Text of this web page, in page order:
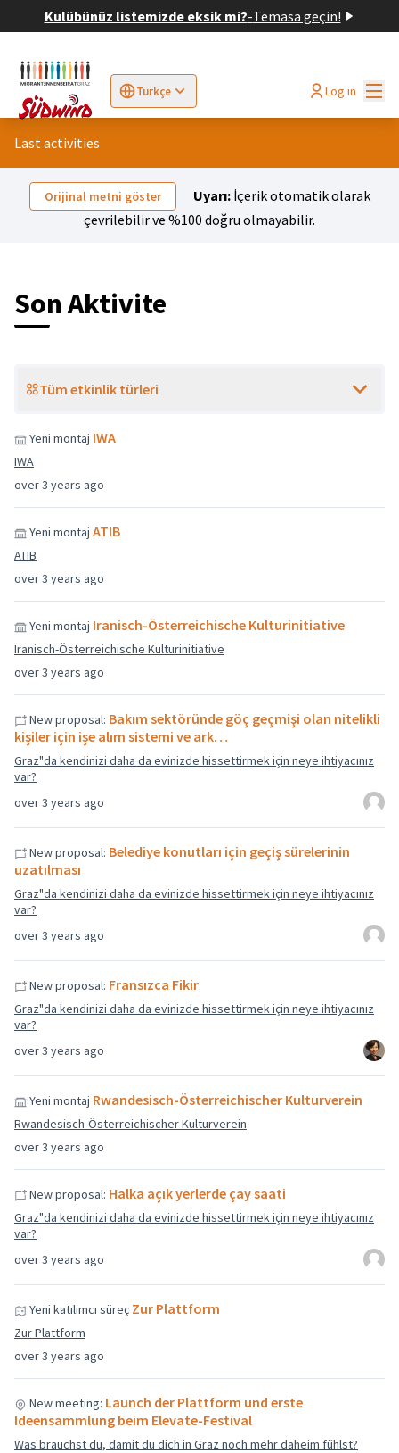
Kulübünüz listemizde eksik mi?-Temasa geçin!
Türkçe
Sprache wählen Elegir el idioma
Log in
Last activities
Orijinal metni göster Uyarı:İçerik otomatik olarak
çevrilebilir ve %100 doğru olmayabilir.
Son Aktivite
Tüm etkinlik türleri
over 3 years ago
Yeni montaj IWA
IWA
over 3 years ago
Yeni montaj ATIB
ATIB
over 3 years ago
Yeni montaj Iranisch-Österreichische Kulturinitiative
Iranisch-Österreichische Kulturinitiative
over 3 years ago
New proposal: Bakım sektöründe göç geçmişi olan nitelikli
kişiler için işe alım sistemi ve ark…
Graz"da kendinizi daha da evinizde hissettirmek için neye ihtiyacınız
var?
over 3 years ago
New proposal: Belediye konutları için geçiş sürelerinin
uzatılması
Graz"da kendinizi daha da evinizde hissettirmek için neye ihtiyacınız
var?
over 3 years ago
New proposal: Fransızca Fikir
Graz"da kendinizi daha da evinizde hissettirmek için neye ihtiyacınız
var?
over 3 years ago
Yeni montaj Rwandesisch-Österreichischer Kulturverein
Rwandesisch-Österreichischer Kulturverein
over 3 years ago
New proposal: Halka açık yerlerde çay saati
Graz"da kendinizi daha da evinizde hissettirmek için neye ihtiyacınız
var?
over 3 years ago
Yeni katılımcı süreç Zur Plattform
Zur Plattform
New meeting: Launch der Plattform und erste
Ideensammlung beim Elevate-Festival
Was brauchst du, damit du dich in Graz noch mehr daheim fühlst?